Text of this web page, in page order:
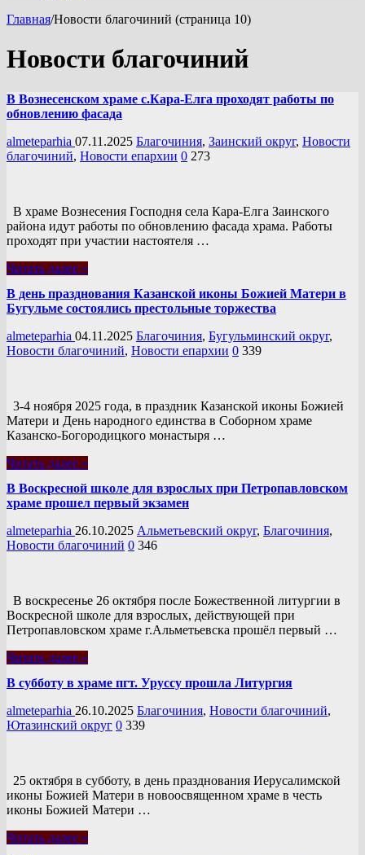
Главная/Новости благочиний (страница 10)
Новости благочиний
В Вознесенском храме с.Кара-Елга проходят работы по
обновлению фасада
almeteparhia 07.11.2025 Благочиния, Заинский округ, Новости
благочиний, Новости епархии 0 273
В храме Вознесения Господня села Кара-Елга Заинского
района идут работы по обновлению фасада храма. Работы
проходят при участии настоятеля …
Читать далее »
В день празднования Казанской иконы Божией Матери в
Бугульме состоялись престольные торжества
almeteparhia 04.11.2025 Благочиния, Бугульминский округ,
Новости благочиний, Новости епархии 0 339
3-4 ноября 2025 года, в праздник Казанской иконы Божией
Матери и День народного единства в Соборном храме
Казанско-Богородицкого монастыря …
Читать далее »
В Воскресной школе для взрослых при Петропавловском
храме прошел первый экзамен
almeteparhia 26.10.2025 Альметьевский округ, Благочиния,
Новости благочиний 0 346
В воскресенье 26 октября после Божественной литургии в
Воскресной школе для взрослых, действующей при
Петропавловском храме г.Альметьевска прошёл первый …
Читать далее »
В субботу в храме пгт. Уруссу прошла Литургия
almeteparhia 26.10.2025 Благочиния, Новости благочиний,
Ютазинский округ 0 339
25 октября в субботу, в день празднования Иерусалимской
иконы Божией Матери в новоосвященном храме в честь
иконы Божией Матери …
Читать далее »